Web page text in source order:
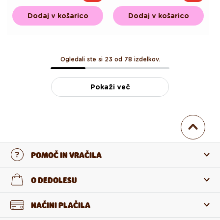
Dodaj v košarico Dodaj v košarico
Ogledali ste si 23 od 78 izdelkov.
Pokaži več
POMOČ IN VRAČILA
Stopi v stik z nami
Vračilo in reklamacija
O DEDOLESU
O nas NAČINI PLAČILA